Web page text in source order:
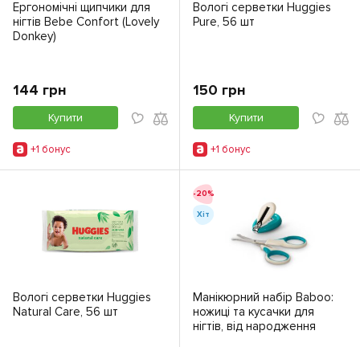
Ергономічні щипчики для
нігтів Bebe Confort (Lovely
Donkey)
144 грн
Купити
+1 бонус
Вологі серветки Huggies
Pure, 56 шт
150 грн
Купити
+1 бонус
Вологі серветки Huggies
Natural Care, 56 шт
-20%
Хіт
Манікюрний набір Baboo:
ножиці та кусачки для
нігтів, від народження